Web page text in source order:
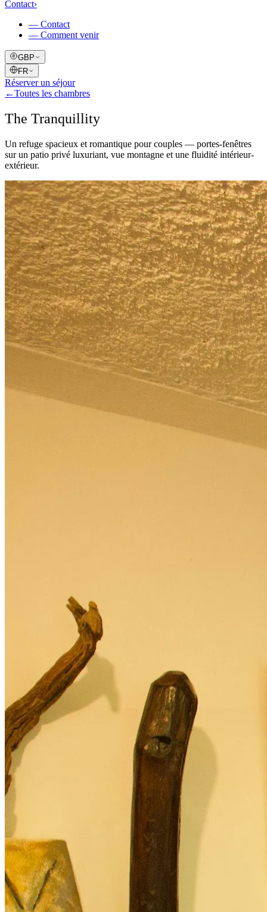
Contact›
— Contact
— Comment venir
GBP
FR
Réserver un séjour
←Toutes les chambres
The Tranquillity
Un refuge spacieux et romantique pour couples — portes-fenêtres
sur un patio privé luxuriant, vue montagne et une fluidité intérieur-
extérieur.